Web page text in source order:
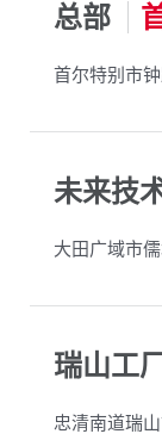
总部
首尔特别市
未来技
大田广域市
瑞山工
忠清南道瑞